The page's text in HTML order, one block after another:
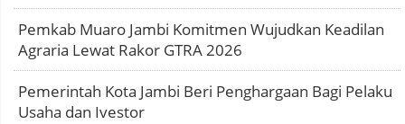
Pemkab Muaro Jambi Komitmen Wujudkan Keadilan
Agraria Lewat Rakor GTRA 2026
Pemerintah Kota Jambi Beri Penghargaan Bagi Pelaku
Usaha dan Ivestor